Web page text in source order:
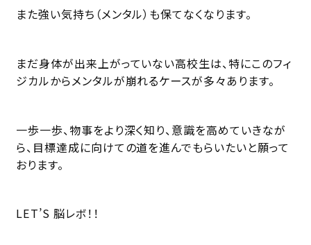
また強い気持ち（メンタル）も保てなくなります。
まだ身体が出来上がっていない高校生は、特にこのフィ
ジカルからメンタルが崩れるケースが多々あります。
一歩一歩、物事をより深く知り、意識を高めていきなが
ら、目標達成に向けての道を進んでもらいたいと願って
おります。
LET’S 脳レボ！！